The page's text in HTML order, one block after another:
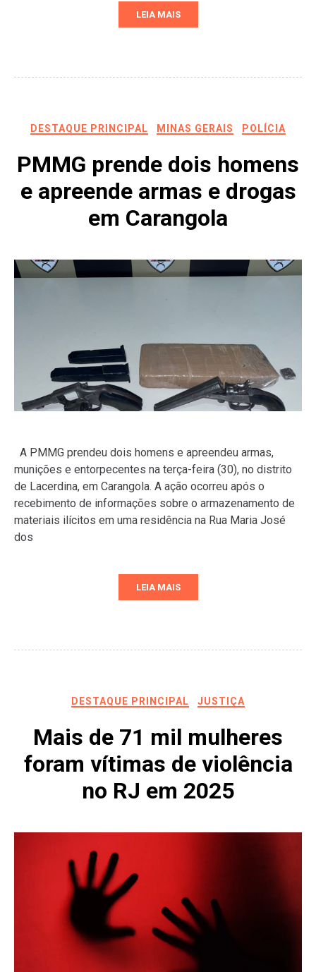
LEIA MAIS
DESTAQUE PRINCIPAL MINAS GERAIS POLÍCIA
PMMG prende dois homens
e apreende armas e drogas
em Carangola
A PMMG prendeu dois homens e apreendeu armas,
munições e entorpecentes na terça-feira (30), no distrito
de Lacerdina, em Carangola. A ação ocorreu após o
recebimento de informações sobre o armazenamento de
materiais ilícitos em uma residência na Rua Maria José
dos
LEIA MAIS
DESTAQUE PRINCIPAL JUSTIÇA
Mais de 71 mil mulheres
foram vítimas de violência
no RJ em 2025